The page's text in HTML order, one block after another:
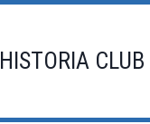
HISTORIA